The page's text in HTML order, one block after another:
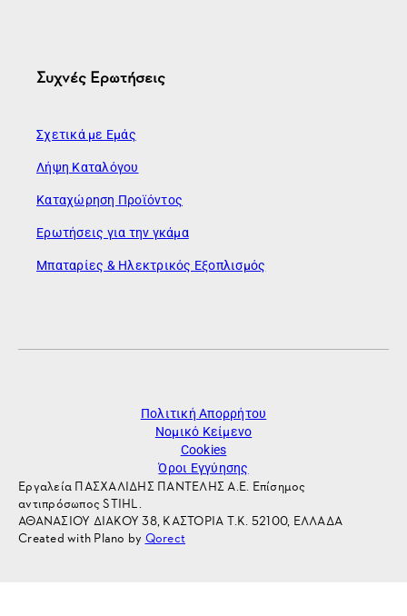
Συχνές Ερωτήσεις
Σχετικά με Εμάς
Λήψη Καταλόγου
Καταχώρηση Προϊόντος
Ερωτήσεις για την γκάμα
Μπαταρίες & Ηλεκτρικός Εξοπλισμός
Πολιτική Απορρήτου
Νομικό Κείμενο
Cookies
Όροι Εγγύησης
Εργαλεία ΠΑΣΧΑΛΙΔΗΣ ΠΑΝΤΕΛΗΣ Α.Ε. Επίσημος
αντιπρόσωπος STIHL.
ΑΘΑΝΑΣΙΟΥ ΔΙΑΚΟΥ 38, ΚΑΣΤΟΡΙΑ Τ.Κ. 52100, ΕΛΛΑΔΑ
Created with Plano by Qorect